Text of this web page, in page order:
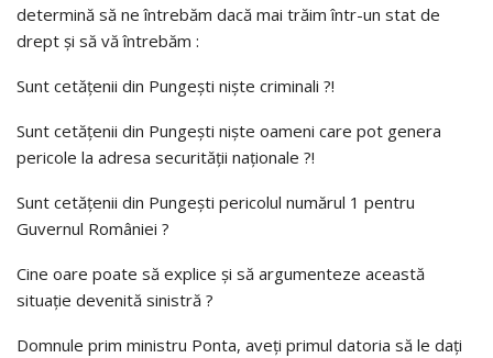
determină să ne întrebăm dacă mai trăim într-un stat de
drept şi să vă întrebăm :
Sunt cetăţenii din Pungeşti nişte criminali ?!
Sunt cetăţenii din Pungeşti nişte oameni care pot genera
pericole la adresa securităţii naţionale ?!
Sunt cetăţenii din Pungeşti pericolul numărul 1 pentru
Guvernul României ?
Cine oare poate să explice şi să argumenteze această
situaţie devenită sinistră ?
Domnule prim ministru Ponta, aveţi primul datoria să le daţi